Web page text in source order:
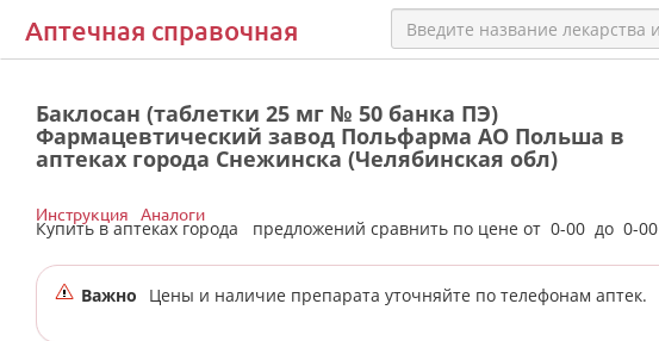
Аптечная справочная
Баклосан (таблетки 25 мг № 50 банка ПЭ)
Фармацевтический завод Польфарма АО Польша в
аптеках города Снежинска (Челябинская обл)
Купить в аптеках города предложений сравнить по цене от 0-00 до 0-00
Инструкция Аналоги
Важно Цены и наличие препарата уточняйте по телефонам аптек.